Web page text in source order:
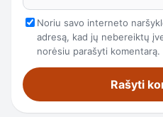
Noriu savo interneto
adresą, kad jų nebereiktų
norėsiu parašyti komentarą.